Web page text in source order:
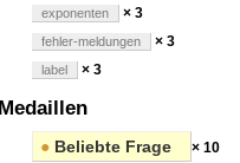
exponenten × 3
fehler-meldungen × 3
label × 3
Medaillen
● Beliebte Frage × 10